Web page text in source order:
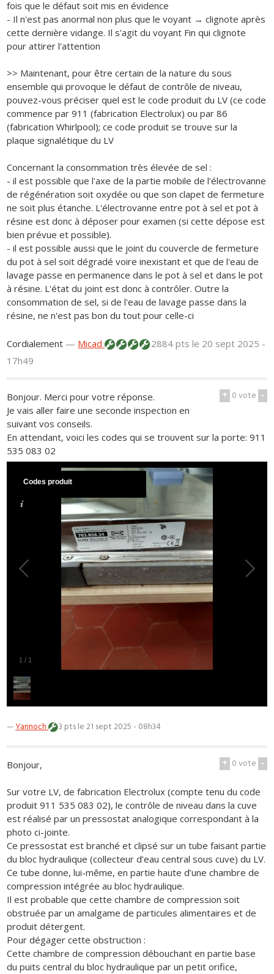
fois que le défaut soit mis en évidence
- Il n'est pas anormal non plus que le voyant → clignote après
cette dernière vidange. Il s'agit du voyant Fin qui clignote
pour attirer l'attention
>> Maintenant, pour être certain de la nature du sous
ensemble qui provoque le défaut de contrôle de niveau,
pouvez-vous préciser quel est le code produit du LV (ce code
commence par 911 (fabrication Electrolux) ou par 86
(fabrication Whirlpool); ce code produit se trouve sur la
plaque signalétique du LV
Concernant la consommation très élevée de sel :
- il est possible que l'axe de la partie mobile de l'électrovanne
de régénération soit oxydée ou que son clapet de fermeture
ne soit plus étanche. L'électrovanne entre pot à sel et pot à
résine est donc à déposer pour examen (si cette dépose est
bien prévue et possible).
- il est possible aussi que le joint du couvercle de fermeture
du pot à sel soit dégradé voire inexistant et que de l'eau de
lavage passe en permanence dans le pot à sel et dans le pot
à résine. L'état du joint est donc à contrôler. Outre la
consommation de sel, si de l'eau de lavage passe dans la
résine, ne n'est pas bon du tout pour celle-ci
Cordialement — Micad 2884 ptsle 20 sept 2025 -
17h49
+ 0vote -
Bonjour. Merci pour votre réponse.
Je vais aller faire une seconde inspection en
suivant vos conseils.
En attendant, voici les codes qui se trouvent sur la porte: 911
535 083 02
1 / 1
Codes produit
—Yannoch 3 ptsle 21 sept 2025 - 08h34
+ 0vote -
Bonjour,
Sur votre LV, de fabrication Electrolux (compte tenu du code
produit 911 535 083 02), le contrôle de niveau dans la cuve
est réalisé par un pressostat analogique correspondant à la
photo ci-jointe.
Ce pressostat est branché et clipsé sur un tube faisant partie
du bloc hydraulique (collecteur d’eau central sous cuve) du LV.
Ce tube donne, lui-même, en partie haute d’une chambre de
compression intégrée au bloc hydraulique.
Il est probable que cette chambre de compression soit
obstruée par un amalgame de particules alimentaires et de
produit détergent.
Pour dégager cette obstruction :
Cette chambre de compression débouchant en partie base
du puits central du bloc hydraulique par un petit orifice,